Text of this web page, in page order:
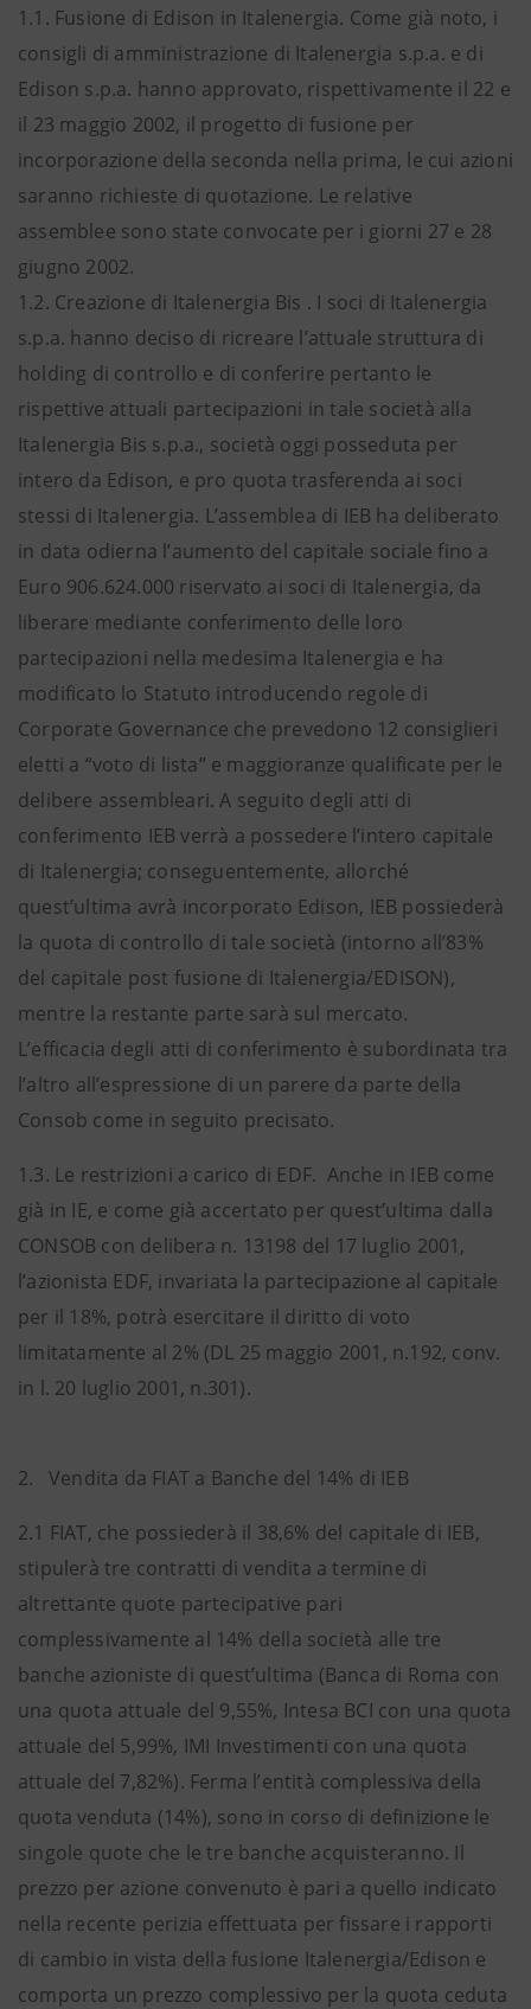
1.1. Fusione di Edison in Italenergia. Come già noto, i
consigli di amministrazione di Italenergia s.p.a. e di
Edison s.p.a. hanno approvato, rispettivamente il 22 e
il 23 maggio 2002, il progetto di fusione per
incorporazione della seconda nella prima, le cui azioni
saranno richieste di quotazione. Le relative
assemblee sono state convocate per i giorni 27 e 28
giugno 2002.
1.2. Creazione di Italenergia Bis . I soci di Italenergia
s.p.a. hanno deciso di ricreare l’attuale struttura di
holding di controllo e di conferire pertanto le
rispettive attuali partecipazioni in tale società alla
Italenergia Bis s.p.a., società oggi posseduta per
intero da Edison, e pro quota trasferenda ai soci
stessi di Italenergia. L’assemblea di IEB ha deliberato
in data odierna l’aumento del capitale sociale fino a
Euro 906.624.000 riservato ai soci di Italenergia, da
liberare mediante conferimento delle loro
partecipazioni nella medesima Italenergia e ha
modificato lo Statuto introducendo regole di
Corporate Governance che prevedono 12 consiglieri
eletti a “voto di lista” e maggioranze qualificate per le
delibere assembleari. A seguito degli atti di
conferimento IEB verrà a possedere l’intero capitale
di Italenergia; conseguentemente, allorché
quest’ultima avrà incorporato Edison, IEB possiederà
la quota di controllo di tale società (intorno all’83%
del capitale post fusione di Italenergia/EDISON),
mentre la restante parte sarà sul mercato.
L’efficacia degli atti di conferimento è subordinata tra
l’altro all’espressione di un parere da parte della
Consob come in seguito precisato.
1.3. Le restrizioni a carico di EDF. Anche in IEB come
già in IE, e come già accertato per quest’ultima dalla
CONSOB con delibera n. 13198 del 17 luglio 2001,
l’azionista EDF, invariata la partecipazione al capitale
per il 18%, potrà esercitare il diritto di voto
limitatamente al 2% (DL 25 maggio 2001, n.192, conv.
in l. 20 luglio 2001, n.301).
2. Vendita da FIAT a Banche del 14% di IEB
2.1 FIAT, che possiederà il 38,6% del capitale di IEB,
stipulerà tre contratti di vendita a termine di
altrettante quote partecipative pari
complessivamente al 14% della società alle tre
banche azioniste di quest’ultima (Banca di Roma con
una quota attuale del 9,55%, Intesa BCI con una quota
attuale del 5,99%, IMI Investimenti con una quota
attuale del 7,82%). Ferma l’entità complessiva della
quota venduta (14%), sono in corso di definizione le
singole quote che le tre banche acquisteranno. Il
prezzo per azione convenuto è pari a quello indicato
nella recente perizia effettuata per fissare i rapporti
di cambio in vista della fusione Italenergia/Edison e
comporta un prezzo complessivo per la quota ceduta